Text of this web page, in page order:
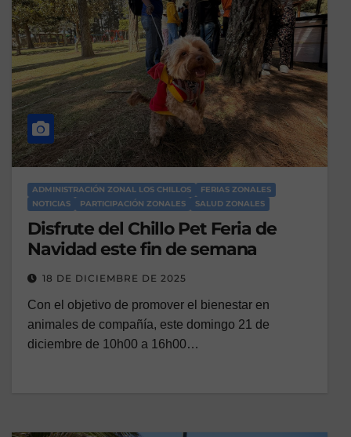
ADMINISTRACIÓN ZONAL LOS CHILLOS
FERIAS ZONALES
NOTICIAS
PARTICIPACIÓN ZONALES SALUD ZONALES
Disfrute del Chillo Pet Feria de
Navidad este fin de semana
18 DE DICIEMBRE DE 2025
Con el objetivo de promover el bienestar en
animales de compañía, este domingo 21 de
diciembre de 10h00 a 16h00…